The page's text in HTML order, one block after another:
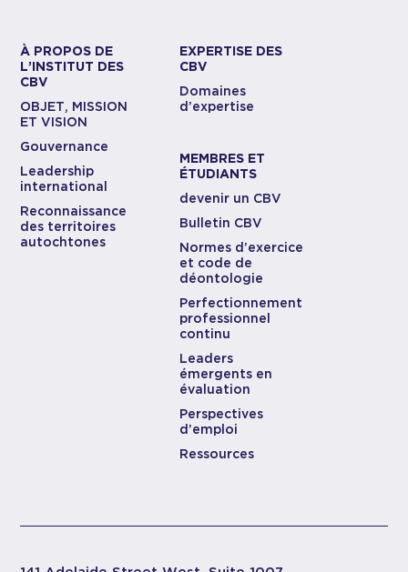
À PROPOS DE
L’INSTITUT DES
CBV
OBJET, MISSION
ET VISION
Gouvernance
Leadership
international
Reconnaissance
des territoires
autochtones
EXPERTISE DES
CBV
Domaines
d’expertise
MEMBRES ET
ÉTUDIANTS
devenir un CBV
Bulletin CBV
Normes d’exercice
et code de
déontologie
Perfectionnement
professionnel
continu
Leaders
émergents en
évaluation
Perspectives
d’emploi
Ressources